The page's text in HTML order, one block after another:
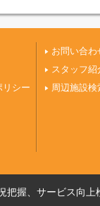
リシー
お問い合わ
スタッフ紹
周辺施設検
把握、サービス向